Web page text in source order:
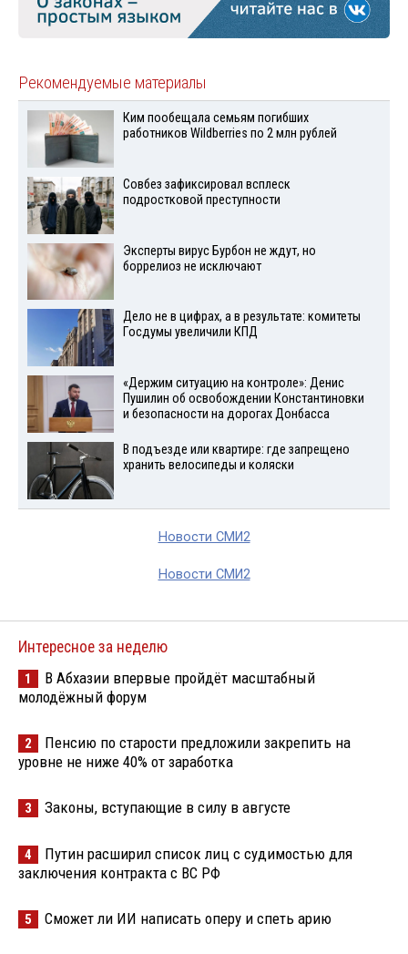
Рекомендуемые материалы
Ким пообещала семьям погибших
работников Wildberries по 2 млн рублей
Совбез зафиксировал всплеск
подростковой преступности
Эксперты вирус Бурбон не ждут, но
боррелиоз не исключают
Дело не в цифрах, а в результате: комитеты
Госдумы увеличили КПД
«Держим ситуацию на контроле»: Денис
Пушилин об освобождении Константиновки
и безопасности на дорогах Донбасса
В подъезде или квартире: где запрещено
хранить велосипеды и коляски
Новости СМИ2
Новости СМИ2
Интересное за неделю
1
В Абхазии впервые пройдёт масштабный
молодёжный форум
2
Пенсию по старости предложили закрепить на
уровне не ниже 40% от заработка
3 Законы, вступающие в силу в августе
4
Путин расширил список лиц с судимостью для
заключения контракта с ВС РФ
5 Сможет ли ИИ написать оперу и спеть арию